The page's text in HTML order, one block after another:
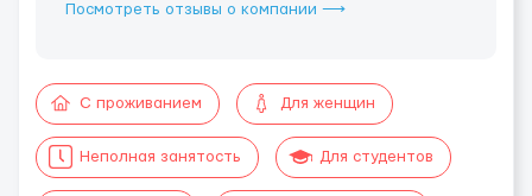
Посмотреть отзывы о компании ⟶
С проживанием Для женщин
Неполная занятость Для студентов